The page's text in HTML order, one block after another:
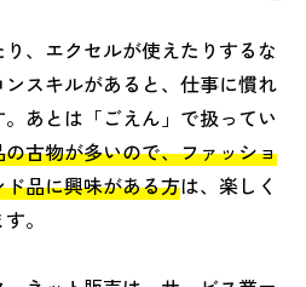
、エクセルが使えたりするな
スキルがあると、仕事に慣れ
あとは「ごえん」で扱ってい
古物が多いので、ファッショ
品に興味がある方は、楽しく
。